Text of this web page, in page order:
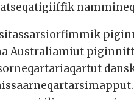
Australiamiut